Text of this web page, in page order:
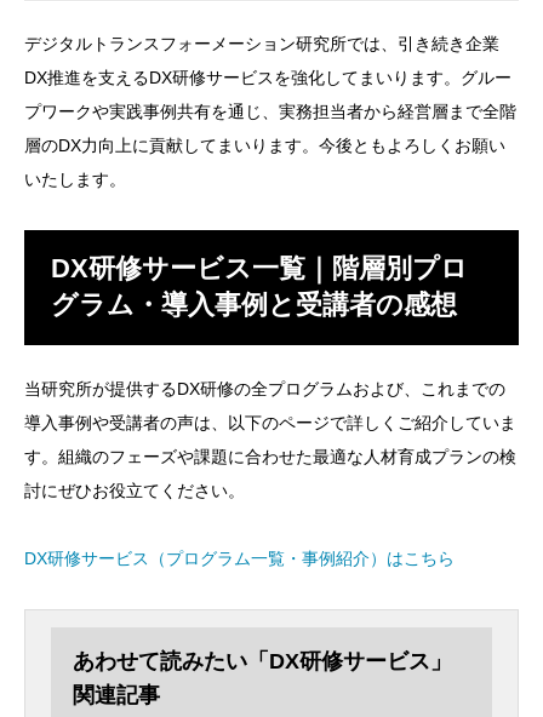
デジタルトランスフォーメーション研究所では、引き続き企業
DX推進を支えるDX研修サービスを強化してまいります。グルー
プワークや実践事例共有を通じ、実務担当者から経営層まで全階
層のDX力向上に貢献してまいります。今後ともよろしくお願い
いたします。
DX研修サービス一覧｜階層別プロ
グラム・導入事例と受講者の感想
当研究所が提供するDX研修の全プログラムおよび、これまでの
導入事例や受講者の声は、以下のページで詳しくご紹介していま
す。組織のフェーズや課題に合わせた最適な人材育成プランの検
討にぜひお役立てください。
DX研修サービス（プログラム一覧・事例紹介）はこちら
あわせて読みたい「DX研修サービス」
関連記事